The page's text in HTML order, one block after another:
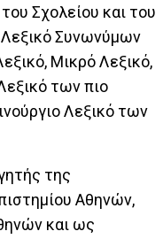
Σχολείου και του
Λεξικό Συνωνύμων
Μικρό Λεξικό,
των πιο
Λεξικό των
της
Αθηνών,
και ως